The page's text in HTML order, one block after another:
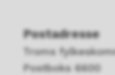
Postadresse
Troms
Postboks 6600